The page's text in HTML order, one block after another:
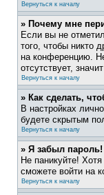
Вернуться к началу
» Почему мне
Если вы не
того, чтобы никто
на конференцию.
отсутствует,
Вернуться к началу
» Как сделать,
В настройках
будете скрытым
Вернуться к началу
» Я забыл пароль!
Не паникуйте!
сможете войти на
Вернуться к началу